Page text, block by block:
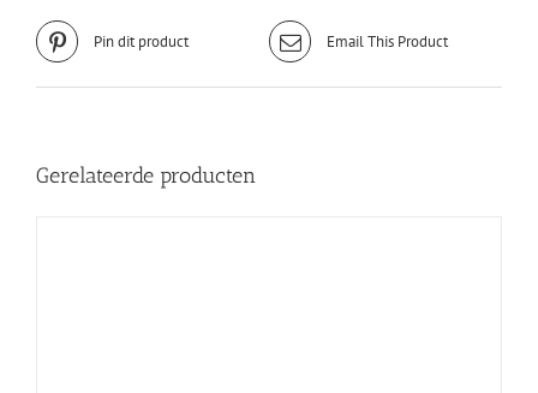
Pin dit product Email This Product
Gerelateerde producten